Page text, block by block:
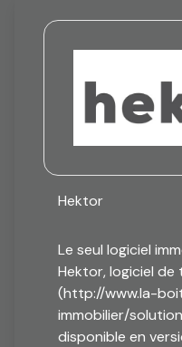
Hektor
Le seul logiciel
Hektor, logiciel
(http://www.la-
immobilier/
disponible en